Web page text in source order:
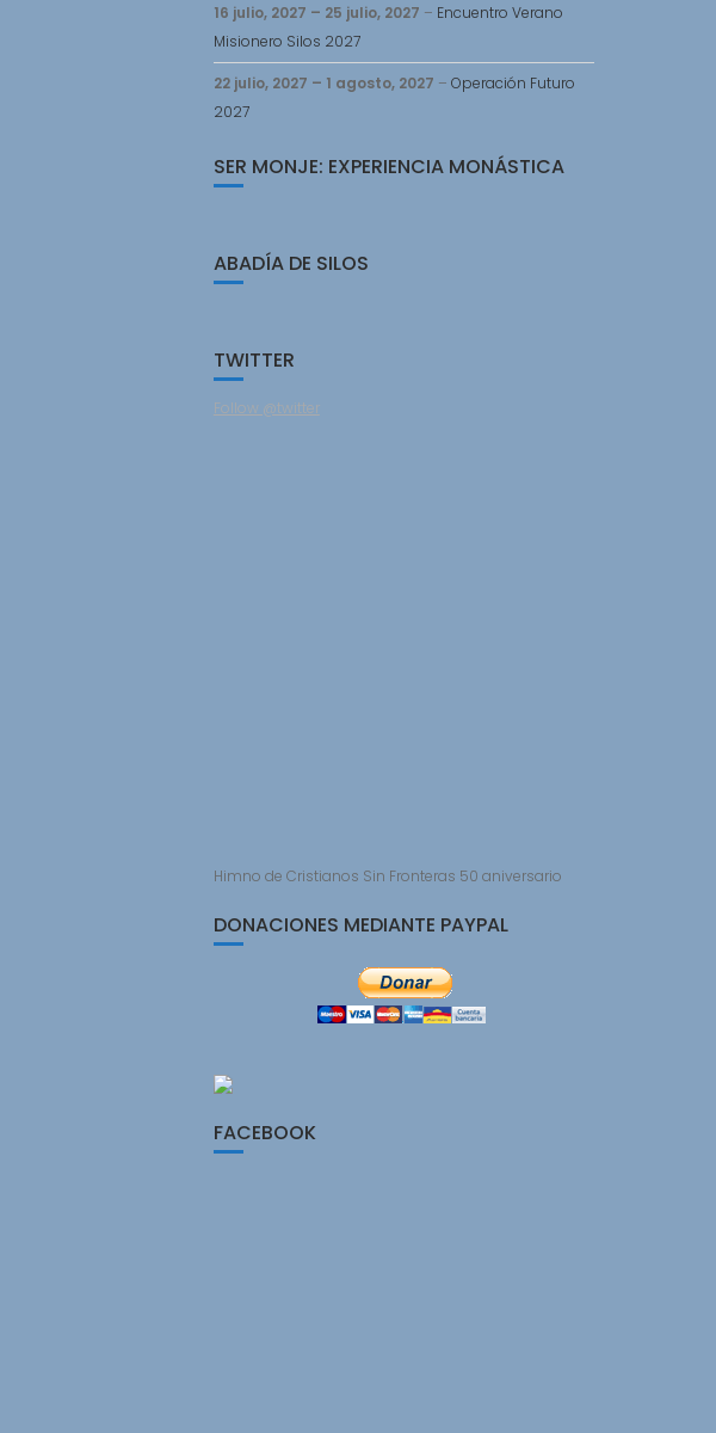
16 julio, 2027 – 25 julio, 2027 – Encuentro Verano
Misionero Silos 2027
22 julio, 2027 – 1 agosto, 2027 – Operación Futuro
2027
SER MONJE: EXPERIENCIA MONÁSTICA
ABADÍA DE SILOS
TWITTER
Follow @twitter
Himno de Cristianos Sin Fronteras 50 aniversario
DONACIONES MEDIANTE PAYPAL
FACEBOOK